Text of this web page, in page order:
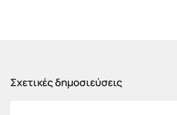
Σχετικές δημοσιεύσεις